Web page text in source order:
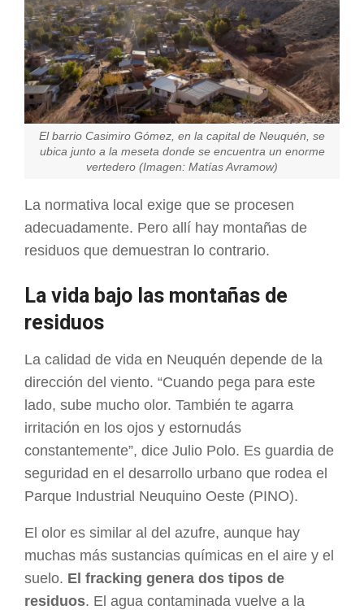
El barrio Casimiro Gómez, en la capital de Neuquén, se
ubica junto a la meseta donde se encuentra un enorme
vertedero (Imagen: Matías Avramow)
La normativa local exige que se procesen
adecuadamente. Pero allí hay montañas de
residuos que demuestran lo contrario.
La vida bajo las montañas de
residuos
La calidad de vida en Neuquén depende de la
dirección del viento. “Cuando pega para este
lado, sube mucho olor. También te agarra
irritación en los ojos y estornudás
constantemente”, dice Julio Polo. Es guardia de
seguridad en el desarrollo urbano que rodea el
Parque Industrial Neuquino Oeste (PINO).
El olor es similar al del azufre, aunque hay
muchas más sustancias químicas en el aire y el
suelo. El fracking genera dos tipos de
residuos. El agua contaminada vuelve a la